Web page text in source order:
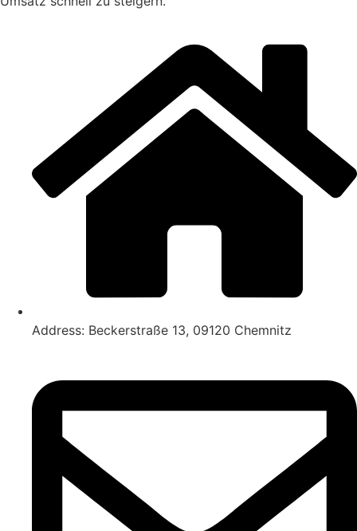
Address: Beckerstraße 13, 09120 Chemnitz